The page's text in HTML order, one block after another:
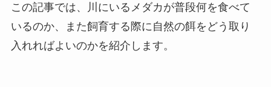
この記事では、川にいるメダカが普段何を食べて
いるのか、また飼育する際に自然の餌をどう取り
入れればよいのかを紹介します。